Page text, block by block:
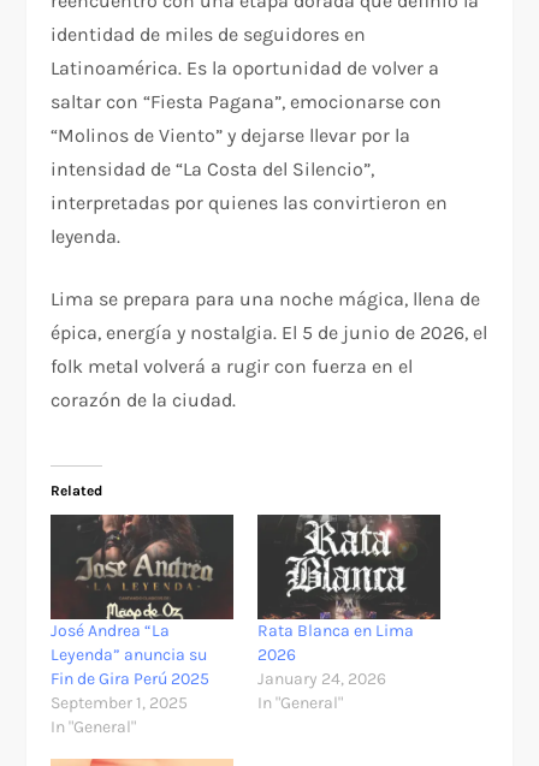
identidad de miles de seguidores en
Latinoamérica. Es la oportunidad de volver a
saltar con “Fiesta Pagana”, emocionarse con
“Molinos de Viento” y dejarse llevar por la
intensidad de “La Costa del Silencio”,
interpretadas por quienes las convirtieron en
leyenda.
Lima se prepara para una noche mágica, llena de
épica, energía y nostalgia. El 5 de junio de 2026, el
folk metal volverá a rugir con fuerza en el
corazón de la ciudad.
Related
José Andrea “La
Leyenda” anuncia su
Fin de Gira Perú 2025
September 1, 2025
In "General"
Rata Blanca en Lima
2026
January 24, 2026
In "General"